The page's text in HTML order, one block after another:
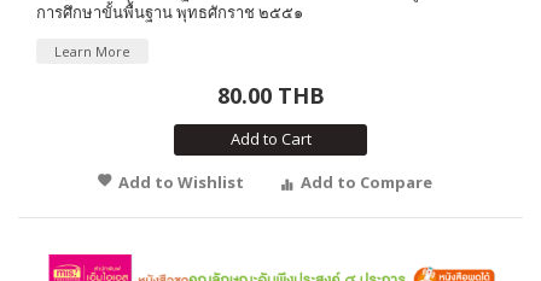
การศึกษาขั้นพื้นฐาน พุทธศักราช ๒๕๕๑
Learn More
80.00 THB
Add to Cart
Add to Wishlist
Add to Compare